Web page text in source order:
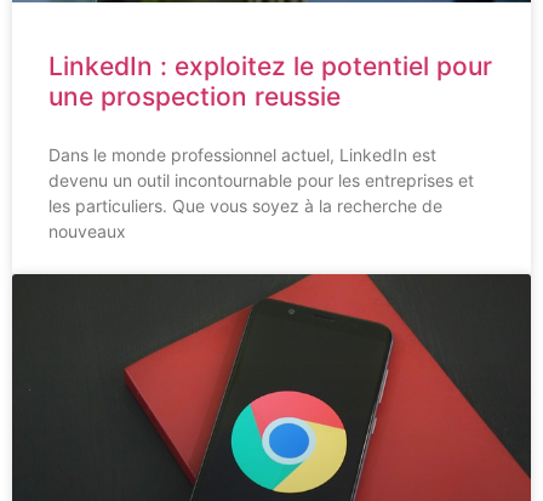
LinkedIn : exploitez le potentiel pour
une prospection reussie
Dans le monde professionnel actuel, LinkedIn est
devenu un outil incontournable pour les entreprises et
les particuliers. Que vous soyez à la recherche de
nouveaux